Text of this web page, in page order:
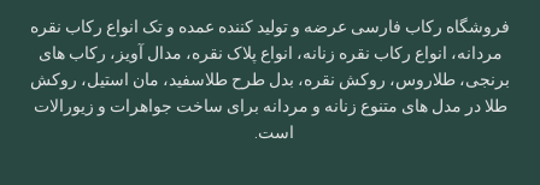
فروشگاه رکاب فارسی عرضه و تولید کننده عمده و تک انواع رکاب نقره
مردانه، انواع رکاب نقره زنانه، انواع پلاک نقره، مدال آویز، رکاب های
برنجی، طلاروس، روکش نقره، بدل طرح طلاسفید، مان استیل، روکش
طلا در مدل های متنوع زنانه و مردانه برای ساخت جواهرات و زیورالات
است.